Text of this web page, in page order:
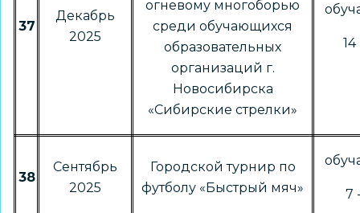
37
Декабрь
2025
огневому многоборью
среди обучающихся
образовательных
организаций г.
Новосибирска
«Сибирские стрелки»
14
38
Сентябрь
2025
Городской турнир по
футболу «Быстрый мяч»
7